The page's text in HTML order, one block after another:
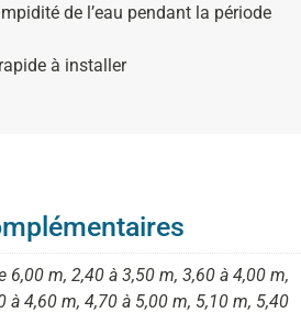
de l’eau pendant la période
à installer
6,00 m, 2,40 à 3,50 m, 3,60 à 4,00 m,
à 4,60 m, 4,70 à 5,00 m, 5,10 m, 5,40